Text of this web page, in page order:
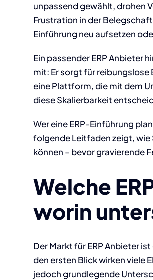
unpassend gewählt, drohen
Frustration in der
Einführung neu aufsetzen
Ein passender ERP Anbieter
mit: Er sorgt für
eine Plattform, die mit dem
diese Skalierbarkeit
Wer eine ERP-Einführung
folgende Leitfaden zeigt, wie
können – bevor gravierende
Welche
worin
Der Markt für ERP Anbieter
den ersten Blick wirken viele
jedoch grundlegende